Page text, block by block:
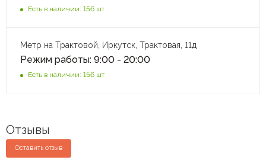
Есть в наличии: 156 шт
Метр на Трактовой, Иркутск, Трактовая, 11д
Режим работы: 9:00 - 20:00
Есть в наличии: 156 шт
Отзывы
Оставить отзыв